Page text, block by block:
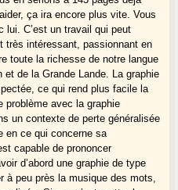
ça ira encore plus vite. Vous
lui. C’est un travail qui peut
très intéressant, passionnant en
toute la richesse de notre langue
de la Grande Lande. La graphie
ce qui rend plus facile la
problème avec la graphie
un contexte de perte généralisée
en ce qui concerne sa
capable de prononcer
d’abord une graphie de type
à peu près la musique des mots,